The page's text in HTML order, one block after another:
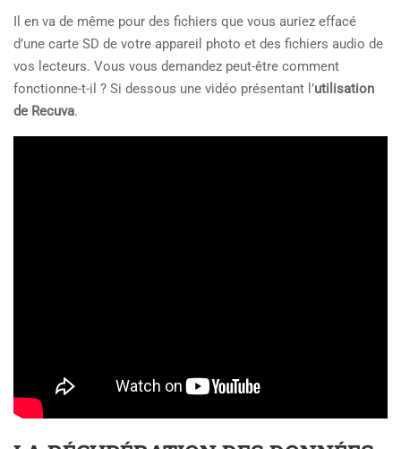
Il en va de même pour des fichiers que vous auriez effacé
d’une carte SD de votre appareil photo et des fichiers audio de
vos lecteurs. Vous vous demandez peut-être comment
fonctionne-t-il ? Si dessous une vidéo présentant l’utilisation
de Recuva.